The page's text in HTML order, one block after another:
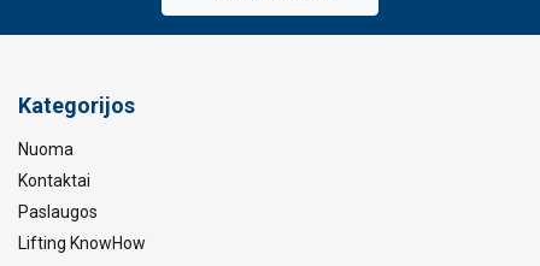
Kategorijos
Nuoma
Kontaktai
Paslaugos
Lifting KnowHow